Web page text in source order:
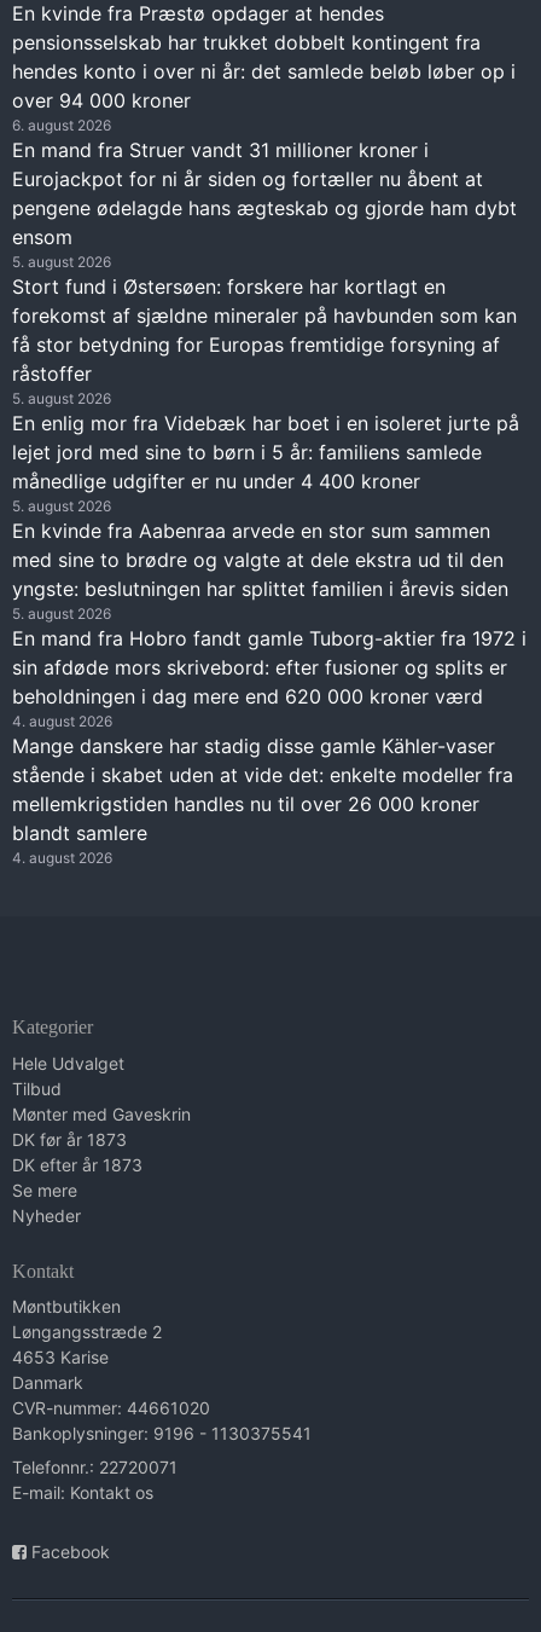
En kvinde fra Præstø opdager at hendes
pensionsselskab har trukket dobbelt kontingent fra
hendes konto i over ni år: det samlede beløb løber op i
over 94 000 kroner
6. august 2026
En mand fra Struer vandt 31 millioner kroner i
Eurojackpot for ni år siden og fortæller nu åbent at
pengene ødelagde hans ægteskab og gjorde ham dybt
ensom
5. august 2026
Stort fund i Østersøen: forskere har kortlagt en
forekomst af sjældne mineraler på havbunden som kan
få stor betydning for Europas fremtidige forsyning af
råstoffer
5. august 2026
En enlig mor fra Videbæk har boet i en isoleret jurte på
lejet jord med sine to børn i 5 år: familiens samlede
månedlige udgifter er nu under 4 400 kroner
5. august 2026
En kvinde fra Aabenraa arvede en stor sum sammen
med sine to brødre og valgte at dele ekstra ud til den
yngste: beslutningen har splittet familien i årevis siden
5. august 2026
En mand fra Hobro fandt gamle Tuborg-aktier fra 1972 i
sin afdøde mors skrivebord: efter fusioner og splits er
beholdningen i dag mere end 620 000 kroner værd
4. august 2026
Mange danskere har stadig disse gamle Kähler-vaser
stående i skabet uden at vide det: enkelte modeller fra
mellemkrigstiden handles nu til over 26 000 kroner
blandt samlere
4. august 2026
Kategorier
Hele Udvalget
Tilbud
Mønter med Gaveskrin
DK før år 1873
DK efter år 1873
Se mere
Nyheder
Kontakt
Møntbutikken
Løngangsstræde 2
4653 Karise
Danmark
CVR-nummer: 44661020
Bankoplysninger: 9196 - 1130375541
Telefonnr.: 22720071
E-mail: Kontakt os
Facebook